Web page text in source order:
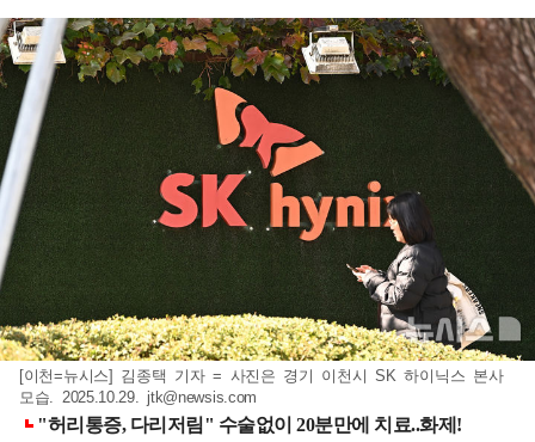
[이천=뉴시스] 김종택 기자 = 사진은 경기 이천시 SK 하이닉스 본사
모습. 2025.10.29. jtk@newsis.com